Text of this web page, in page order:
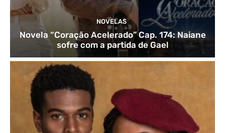
NOVELAS
Novela “Coração Acelerado” Cap. 174: Naiane
sofre com a partida de Gael